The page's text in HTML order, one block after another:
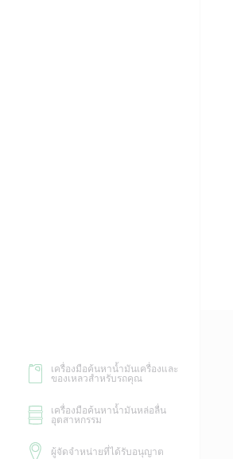
เครื่องมือค้นหาน้ำมันเครื่องและ
ของเหลวสำหรับรถคุณ
เครื่องมือค้นหาน้ำมันหล่อลื่น
อุตสาหกรรม
ผู้จัดจำหน่ายที่ได้รับอนุญาต